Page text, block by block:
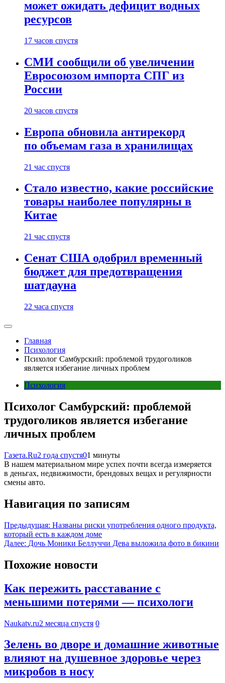
может ожидать дефицит водных
ресурсов
17 часов спустя
СМИ сообщили об увеличении
Евросоюзом импорта СПГ из
России
20 часов спустя
Европа обновила антирекорд
по объемам газа в хранилищах
21 час спустя
Стало известно, какие российские
товары наиболее популярны в
Китае
21 час спустя
Сенат США одобрил временный
бюджет для предотвращения
шатдауна
22 часа спустя
Главная
Психология
Психолог Самбурский: проблемой трудоголиков
является избегание личных проблем
Психология
Психолог Самбурский: проблемой
трудоголиков является избегание
личных проблем
Газета.Ru2 года спустя01 минуты
В нашем материальном мире успех почти всегда измеряется
в деньгах, недвижимости, брендовых вещах и регулярности
смены авто.
Навигация по записям
Предыдущая: Названы риски употребления одного продукта,
который есть в каждом доме
Далее: Дочь Моники Беллуччи Дева выложила фото в бикини
Похожие новости
Как пережить расставание с
меньшими потерями — психологи
Naukatv.ru2 месяца спустя 0
Зелень во дворе и домашние животные
влияют на душевное здоровье через
микробов в носу